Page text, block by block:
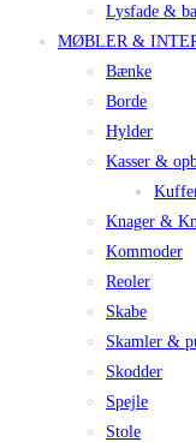
Lysfade &
MØBLER &
Bænke
Borde
Hylder
Kasser &
Knager &
Kommoder
Reoler
Skabe
Skamler &
Skodder
Spejle
Stole